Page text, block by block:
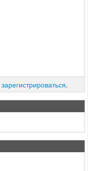
зарегистрироваться.